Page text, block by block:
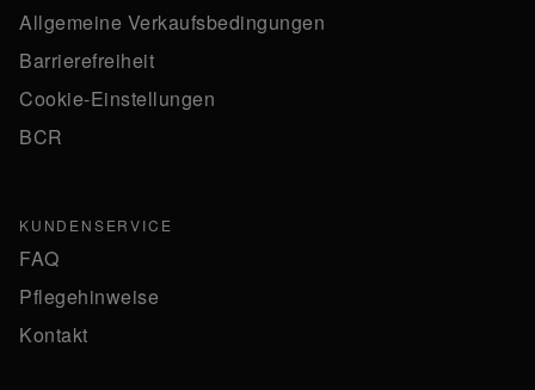
Allgemeine Verkaufsbedingungen
Barrierefreiheit
Cookie-Einstellungen
BCR
KUNDENSERVICE
FAQ
Pflegehinweise
Kontakt